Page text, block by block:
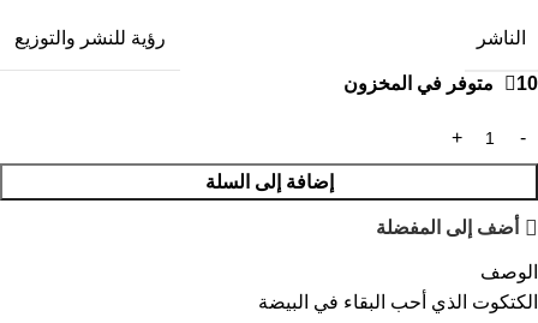
الناشر رؤية للنشر والتوزيع
10 متوفر في المخزون
إضافة إلى السلة
أضف إلى المفضلة
الوصف
الكتكوت الذي أحب البقاء في البيضة